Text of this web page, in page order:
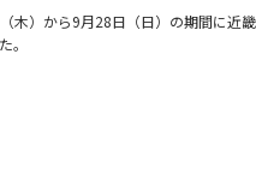
木）から9月28日（日）の期間に近
。